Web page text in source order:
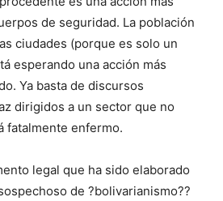
de seguridad. La población
ciudades (porque es solo un
esperando una acción más
Ya basta de discursos
dirigidos a un sector que no
fatalmente enfermo.
legal que ha sido elaborado
de ?bolivarianismo??